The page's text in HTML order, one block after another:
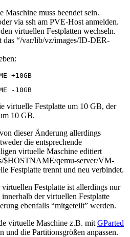
Maschine muss beendet sein.
via ssh am PVE-Host anmelden.
virtuellen Festplatten wechseln.
das “/var/lib/vz/images/ID-DER-
+10GB
-10GB
virtuelle Festplatte um 10 GB, der
10 GB.
dieser Änderung allerdings
die entsprechende
virtuelle Maschine editiert
$HOSTNAME/qemu-server/VM-
Festplatte trennt und neu verbindet.
Festplatte ist allerdings nur
der virtuellen Festplatte
ebenfalls “mitgeteilt” werden.
virtuelle Maschine z.B. mit GParted
und die Partitionsgrößen anpassen.